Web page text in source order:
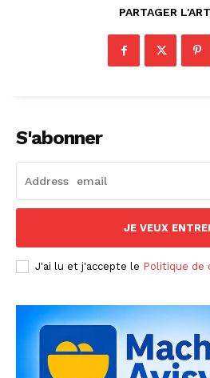
PARTAGER
S'abonner
JE VEUX
J'ai lu et j'accepte le Politique de